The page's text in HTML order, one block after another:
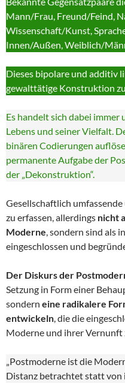
Mann/Frau, Freund/Feind,
Wissenschaft/Kunst,
Innen/Außen, Weiblich/
Dieses bipolare und additiv
gewalttätige Konstruktion
Es handelt sich dabei immer
Lebens und seiner Vielfalt.
binären Codierungen
permanente Aufgabe der
der „Dekonstruktion“.
Gesellschaftlich
zu erfassen, allerdings nicht
Moderne, sondern sind als
eingeschlossen und
Der Diskurs der
Setzung in Form einer
sondern eine radikalere
entwickeln, die die
Moderne und ihrer Vernunft
„Postmoderne ist die
Distanz betrachtet statt von